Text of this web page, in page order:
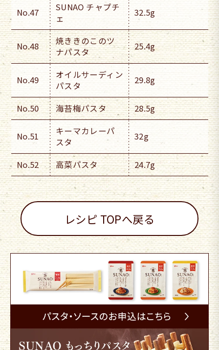
No.47
SUNAO チャプチ
ェ
32.5g
No.48
焼ききのこのツ
ナパスタ
25.4g
No.49
オイルサーディン
パスタ
29.8g
No.50 海苔梅パスタ 28.5g
No.51
キーマカレーパ
スタ
32g
No.52 高菜パスタ 24.7g
レシピ TOPへ戻る